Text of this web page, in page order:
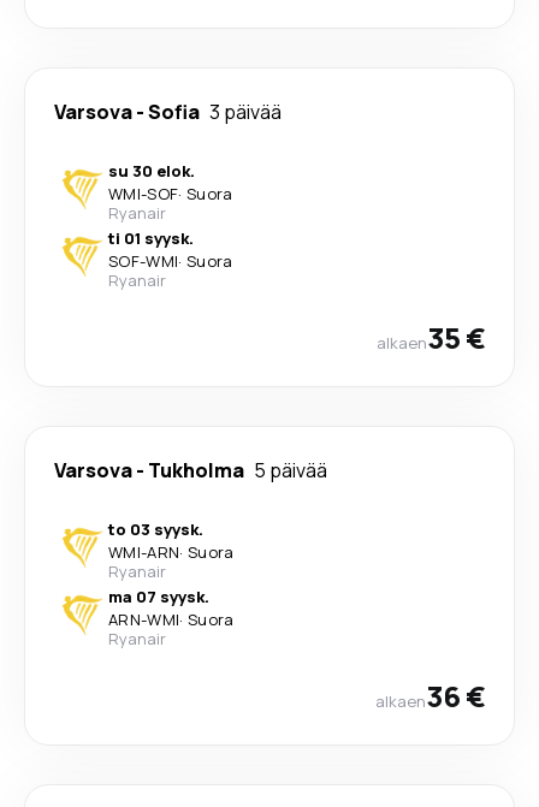
Varsova-Sofia 3 päivää
su 30 elok.
WMI-SOF· Suora
Ryanair
ti 01 syysk.
SOF-WMI· Suora
Ryanair
alkaen35 €
Varsova- Tukholma 5 päivää
to 03 syysk.
WMI-ARN· Suora
Ryanair
ma 07 syysk.
ARN-WMI· Suora
Ryanair
alkaen36 €